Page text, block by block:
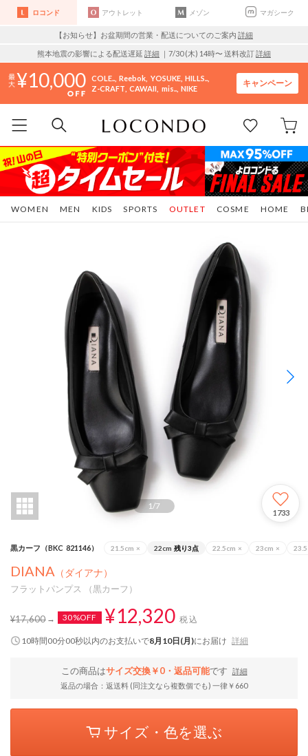
ロコンド アウトレット メゾン マガシーク
【お知らせ】お盆期間の営業・配送についてのご案内 詳細
熊本地震の影響による配送遅延 詳細 ｜7/30 (木) 14時〜 送料改訂詳細
10,000 COLE.. Reebok YOSUKE HILLS..
Z-CRAFT CAWAII mis.. NIKE
キャンペーン
WOMEN MEN KIDS SPORTS COSME HOME
OUTLET
1/7
1733
黒カーフ（BKC_821146） 21.5cm × 22cm 残り3点 22.5cm × 23cm ×
DIANA （ダイアナ）
フラットパンプス （黒カーフ）
¥17,600 30%OFF ¥12,320 税込
9時間59分59秒以内のお支払いで8月10日(月)にお届け 詳細
この商品はサイズ交換￥0・返品可能です
詳細
返品の場合：返送料 (同注文なら複数個でも) 一律￥660
サイズ・色を選ぶ